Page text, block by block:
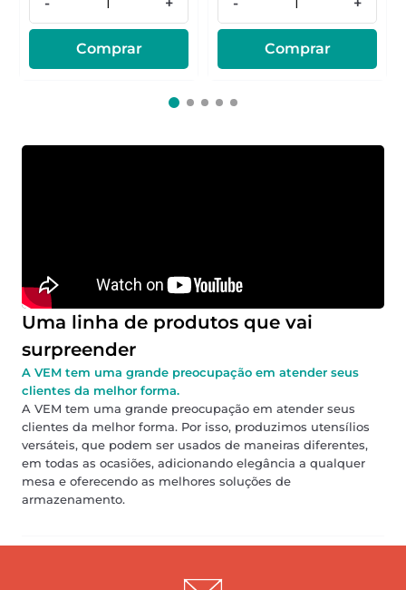
Comprar Comprar
Uma linha de produtos que vai
surpreender
A VEM tem uma grande preocupação em atender seus
clientes da melhor forma.
A VEM tem uma grande preocupação em atender seus
clientes da melhor forma. Por isso, produzimos utensílios
versáteis, que podem ser usados de maneiras diferentes,
em todas as ocasiões, adicionando elegância a qualquer
mesa e oferecendo as melhores soluções de
armazenamento.